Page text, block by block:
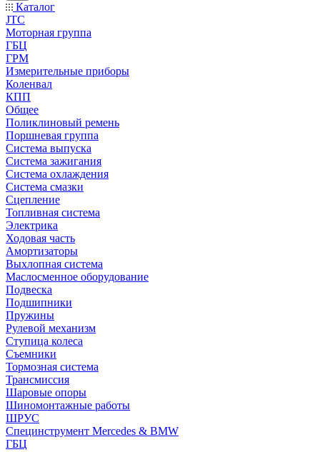
Каталог
JTC
Моторная группа
ГБЦ
ГРМ
Измерительные приборы
Коленвал
КПП
Общее
Поликлиновый ремень
Поршневая группа
Система выпуска
Система зажигания
Система охлаждения
Система смазки
Сцепление
Топливная система
Электрика
Ходовая часть
Амортизаторы
Выхлопная система
Маслосменное оборудование
Подвеска
Подшипники
Пружины
Рулевой механизм
Ступица колеса
Съемники
Тормозная система
Трансмиссия
Шаровые опоры
Шиномонтажные работы
ШРУС
Специнструмент Mercedes & BMW
ГБЦ